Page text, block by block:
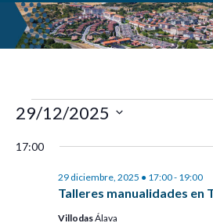
29/12/2025
Selecciona la fecha.
17:00
Talleres manualidades en
29 diciembre, 2025 ● 17:00- 19:00
VillodasÁlava